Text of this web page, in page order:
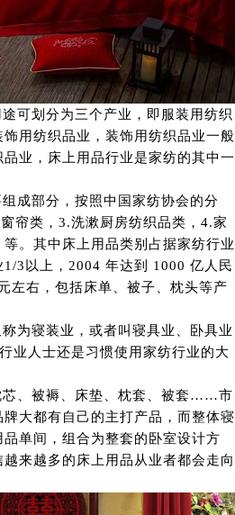
可划分为三个产业，即服装用纺织
用纺织品业，装饰用纺织品业一般
业，床上用品行业是家纺的其中一
成部分，按照中国家纺协会的分
帘类，3.洗漱厨房纺织品类，4.家
。其中床上用品类别占据家纺行业
3以上，2004 年达到 1000 亿人民
左右，包括床单、被子、枕头等产
为寝装业，或者叫寝具业、卧具业
业人士还是习惯使用家纺行业的大
芯、被褥、床垫、枕套、被套……市
大都有自己的主打产品，而整体寝
单间，组合为整套的卧室设计方
来越多的床上用品从业者都会走向